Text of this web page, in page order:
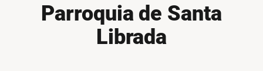
Parroquia de Santa
Librada